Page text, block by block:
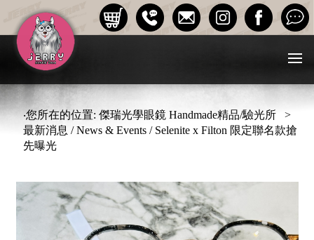
‧您所在的位置: 傑瑞光學眼鏡 Handmade精品/驗光所 >
最新消息 / News & Events / Selenite x Filton 限定聯名款搶
先曝光